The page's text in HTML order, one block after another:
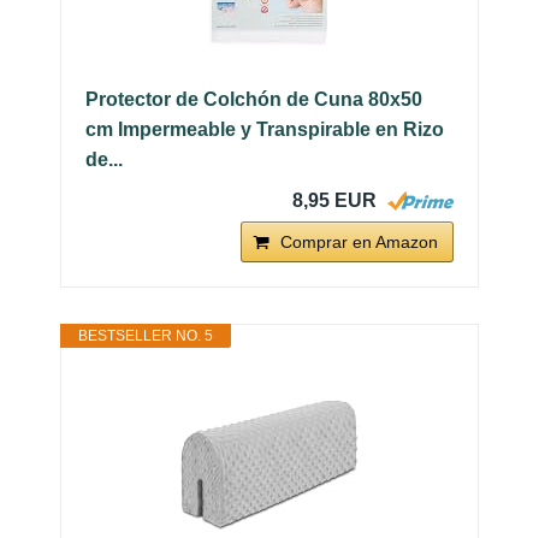
Protector de Colchón de Cuna 80x50
cm Impermeable y Transpirable en Rizo
de...
8,95 EUR
Comprar en Amazon
BESTSELLER NO. 5